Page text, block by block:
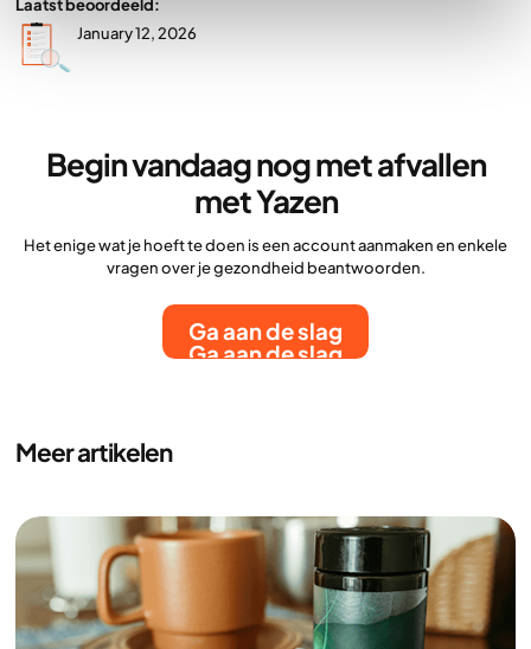
Laatst beoordeeld:
January 12, 2026
Begin vandaag nog met afvallen
met Yazen
Het enige wat je hoeft te doen is een account aanmaken en enkele
vragen over je gezondheid beantwoorden.
Ga aan de slag
Ga aan de slag
Meer artikelen